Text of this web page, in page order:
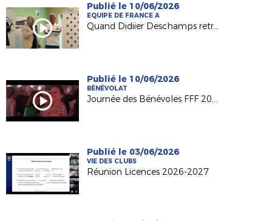
Publié le 10/06/2026
EQUIPE DE FRANCE A
Quand Didiier Deschamps retrouve ses racines nantaises...
Publié le 10/06/2026
BÉNÉVOLAT
Journée des Bénévoles FFF 2026
Publié le 03/06/2026
VIE DES CLUBS
Réunion Licences 2026-2027